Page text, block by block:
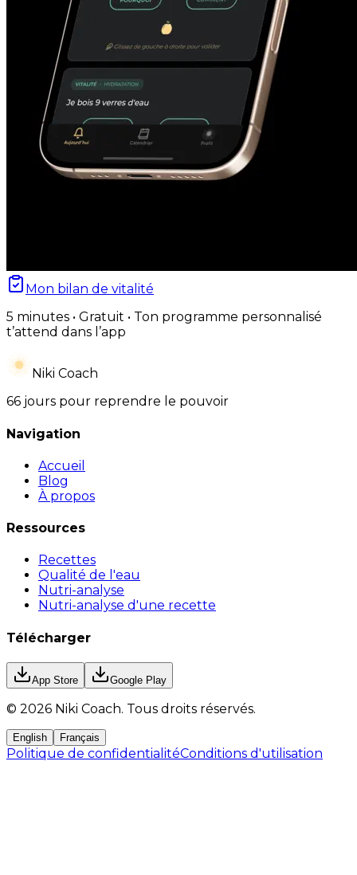
Mon bilan de vitalité
5 minutes • Gratuit • Ton programme personnalisé
t’attend dans l’app
Niki Coach
66 jours pour reprendre le pouvoir
Navigation
Accueil
Blog
À propos
Ressources
Recettes
Qualité de l'eau
Nutri-analyse
Nutri-analyse d'une recette
Télécharger
App Store Google Play
© 2026 Niki Coach. Tous droits réservés.
English Français
Politique de confidentialitéConditions d'utilisation